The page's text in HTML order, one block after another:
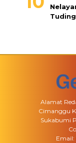
Alamat
Cimanggu
Sukabumi